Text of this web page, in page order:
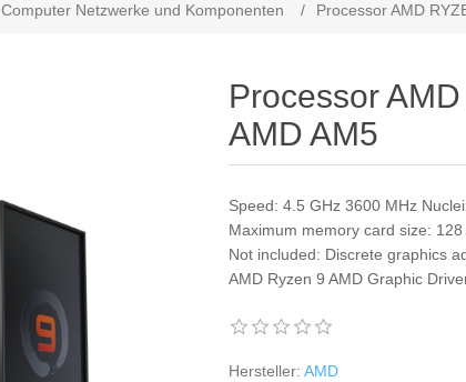
Computer Netzwerke und Komponenten / Processor AMD
Processor
AMD AM5
Speed: 4.5 GHz 3600 MHz
Maximum memory card size:
Not included: Discrete graphics
AMD Ryzen 9 AMD Graphic
Hersteller: AMD